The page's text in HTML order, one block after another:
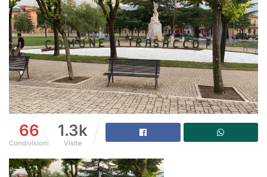
66
Condivisioni
1.3k
Visite